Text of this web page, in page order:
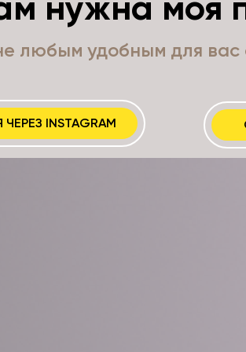
любым удобным для вас
INSTAGRAM